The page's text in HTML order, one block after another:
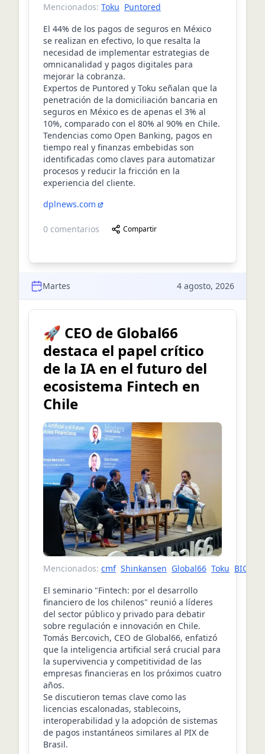
Mencionados: Toku Puntored
El 44% de los pagos de seguros en México
se realizan en efectivo, lo que resalta la
necesidad de implementar estrategias de
omnicanalidad y pagos digitales para
mejorar la cobranza.
Expertos de Puntored y Toku señalan que la
penetración de la domiciliación bancaria en
seguros en México es de apenas el 3% al
10%, comparado con el 80% al 90% en Chile.
Tendencias como Open Banking, pagos en
tiempo real y finanzas embebidas son
identificadas como claves para automatizar
procesos y reducir la fricción en la
experiencia del cliente.
dplnews.com
0 comentarios Compartir
Martes 4 agosto, 2026
🚀 CEO de Global66
destaca el papel crítico
de la IA en el futuro del
ecosistema Fintech en
Chile
Mencionados: cmf Shinkansen Global66 Toku BICE
El seminario "Fintech: por el desarrollo
financiero de los chilenos" reunió a líderes
del sector público y privado para debatir
sobre regulación e innovación en Chile.
Tomás Bercovich, CEO de Global66, enfatizó
que la inteligencia artificial será crucial para
la supervivencia y competitividad de las
empresas financieras en los próximos cuatro
años.
Se discutieron temas clave como las
licencias escalonadas, stablecoins,
interoperabilidad y la adopción de sistemas
de pagos instantáneos similares al PIX de
Brasil.